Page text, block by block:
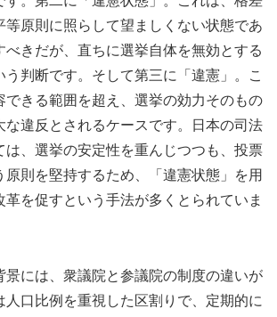
等原則に照らして望ましくない状態であ
べきだが、直ちに選挙自体を無効とする
う判断です。そして第三に「違憲」。こ
できる範囲を超え、選挙の効力そのもの
な違反とされるケースです。日本の司法
は、選挙の安定性を重んじつつも、投票
原則を堅持するため、「違憲状態」を用
革を促すという手法が多くとられていま
景には、衆議院と参議院の制度の違いが
人口比例を重視した区割りで、定期的に